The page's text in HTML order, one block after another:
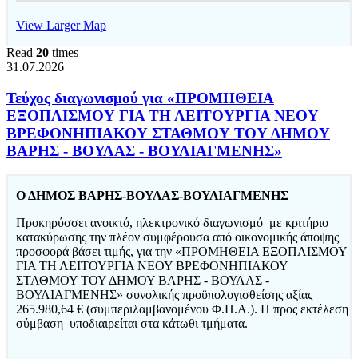
View Larger Map
Read 20 times
31.07.2026
Τεύχος διαγωνισμού για «ΠΡΟΜΗΘΕΙΑ
ΕΞΟΠΛΙΣΜΟΥ ΓΙΑ ΤΗ ΛΕΙΤΟΥΡΓΙΑ ΝΕΟΥ
ΒΡΕΦΟΝΗΠΙΑΚΟΥ ΣΤΑΘΜΟΥ ΤΟΥ ΔΗΜΟΥ
ΒΑΡΗΣ - ΒΟΥΛΑΣ - ΒΟΥΛΙΑΓΜΕΝΗΣ»
Ο ΔΗΜΟΣ ΒΑΡΗΣ-ΒΟΥΛΑΣ-ΒΟΥΛΙΑΓΜΕΝΗΣ
Προκηρύσσει ανοικτό, ηλεκτρονικό διαγωνισμό με κριτήριο
κατακύρωσης την πλέον συμφέρουσα από οικονομικής άποψης
προσφορά βάσει τιμής, για την «ΠΡΟΜΗΘΕΙΑ ΕΞΟΠΛΙΣΜΟΥ
ΓΙΑ ΤΗ ΛΕΙΤΟΥΡΓΙΑ ΝΕΟΥ ΒΡΕΦΟΝΗΠΙΑΚΟΥ
ΣΤΑΘΜΟΥ ΤΟΥ ΔΗΜΟΥ ΒΑΡΗΣ - ΒΟΥΛΑΣ -
ΒΟΥΛΙΑΓΜΕΝΗΣ» συνολικής προϋπολογισθείσης αξίας
265.980,64 € (συμπεριλαμβανομένου Φ.Π.Α.). Η προς εκτέλεση
σύμβαση υποδιαιρείται στα κάτωθι τμήματα.